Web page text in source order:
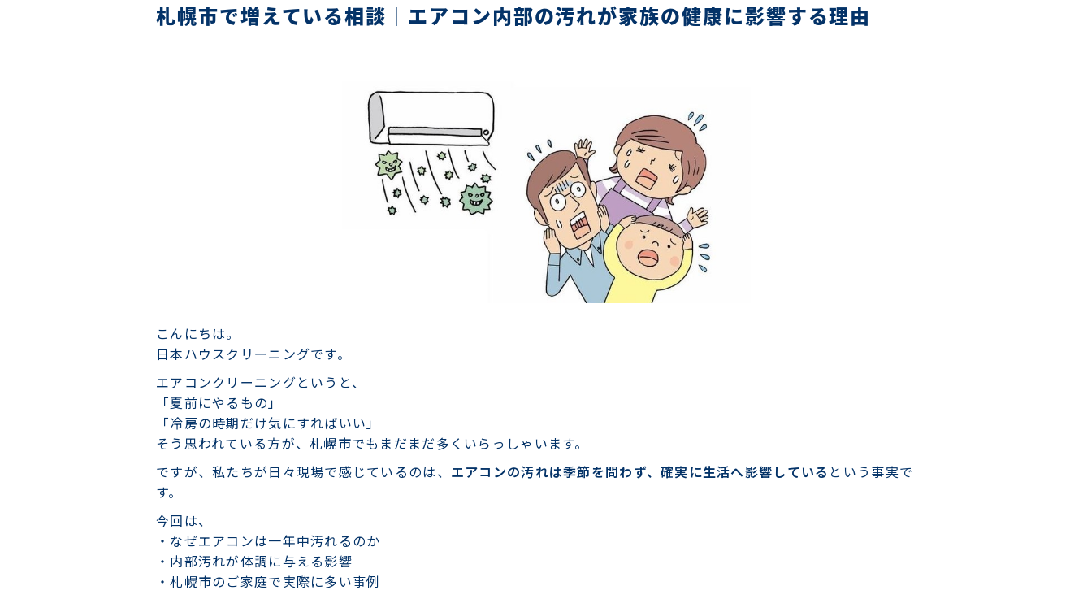
札幌市で増えている相談｜エアコン内部の汚れが家族の健康に影響する理由
こんにちは。
日本ハウスクリーニングです。
エアコンクリーニングというと、
「夏前にやるもの」
「冷房の時期だけ気にすればいい」
そう思われている方が、札幌市でもまだまだ多くいらっしゃいます。
ですが、私たちが日々現場で感じているのは、 エアコンの汚れは季節を問わず、確実に生活へ影響している という事実で
す。
今回は、
・なぜエアコンは一年中汚れるのか
・内部汚れが体調に与える影響
・札幌市のご家庭で実際に多い事例